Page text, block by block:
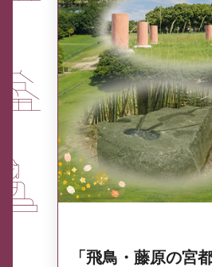
「飛鳥・藤原の宮
ふるさと納税なら、奈良